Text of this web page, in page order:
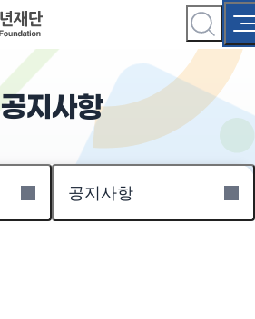
공지사항
공지사항